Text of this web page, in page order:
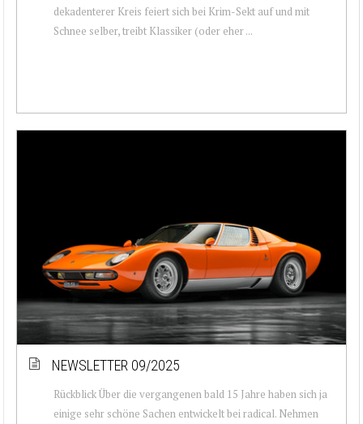
dekadenterer Kreis feiert sich bei Krim-Sekt auf und mit
Schnee selber, treibt Klassiker (oder eher ...
NEWSLETTER 09/2025
Rückblick Über die vergangenen bald 15 Jahre haben sich ja
einige sehr schöne Sachen entwickelt bei radical. Nehmen